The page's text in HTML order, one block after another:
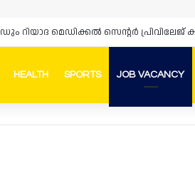
HEALTH SPORTS JOB VACANCY